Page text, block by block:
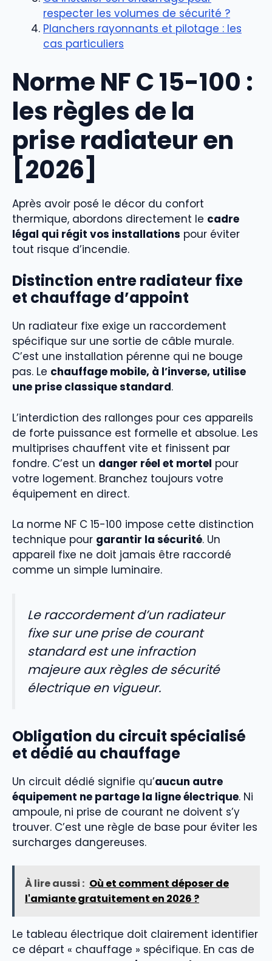
respecter les volumes de sécurité ?
Planchers rayonnants et pilotage : les
cas particuliers
Norme NF C 15-100 :
les règles de la
prise radiateur en
[2026]
Après avoir posé le décor du confort
thermique, abordons directement le cadre
légal qui régit vos installations pour éviter
tout risque d’incendie.
Distinction entre radiateur fixe
et chauffage d’appoint
Un radiateur fixe exige un raccordement
spécifique sur une sortie de câble murale.
C’est une installation pérenne qui ne bouge
pas. Le chauffage mobile, à l’inverse, utilise
une prise classique standard.
L’interdiction des rallonges pour ces appareils
de forte puissance est formelle et absolue. Les
multiprises chauffent vite et finissent par
fondre. C’est un danger réel et mortel pour
votre logement. Branchez toujours votre
équipement en direct.
La norme NF C 15-100 impose cette distinction
technique pour garantir la sécurité. Un
appareil fixe ne doit jamais être raccordé
comme un simple luminaire.
Le raccordement d’un radiateur
fixe sur une prise de courant
standard est une infraction
majeure aux règles de sécurité
électrique en vigueur.
Obligation du circuit spécialisé
et dédié au chauffage
Un circuit dédié signifie qu’aucun autre
équipement ne partage la ligne électrique. Ni
ampoule, ni prise de courant ne doivent s’y
trouver. C’est une règle de base pour éviter les
surcharges dangereuses.
À lire aussi : Où et comment déposer de
l'amiante gratuitement en 2026 ?
Le tableau électrique doit clairement identifier
ce départ « chauffage » spécifique. En cas de